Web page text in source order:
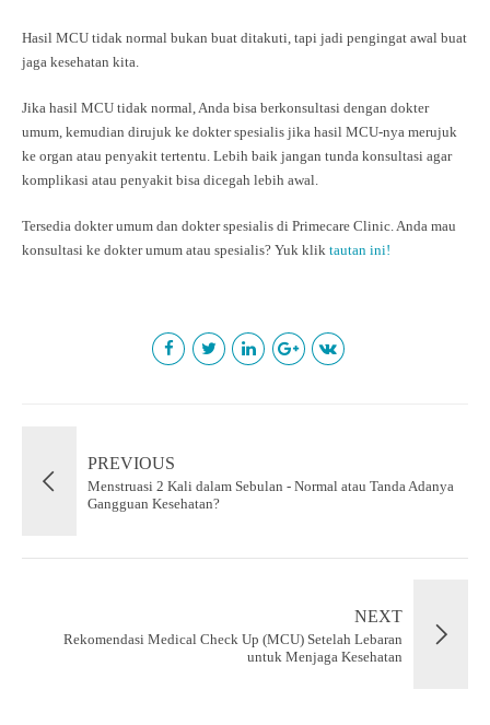
Hasil MCU tidak normal bukan buat ditakuti, tapi jadi pengingat awal buat
jaga kesehatan kita.
Jika hasil MCU tidak normal, Anda bisa berkonsultasi dengan dokter
umum, kemudian dirujuk ke dokter spesialis jika hasil MCU-nya merujuk
ke organ atau penyakit tertentu. Lebih baik jangan tunda konsultasi agar
komplikasi atau penyakit bisa dicegah lebih awal.
Tersedia dokter umum dan dokter spesialis di Primecare Clinic. Anda mau
konsultasi ke dokter umum atau spesialis? Yuk klik tautan ini!
PREVIOUS
Menstruasi 2 Kali dalam Sebulan - Normal atau Tanda Adanya
Gangguan Kesehatan?
NEXT
Rekomendasi Medical Check Up (MCU) Setelah Lebaran
untuk Menjaga Kesehatan